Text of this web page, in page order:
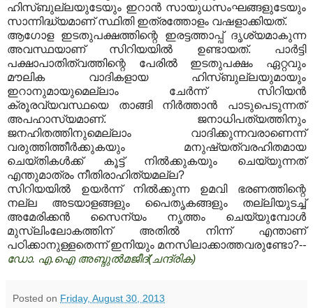
ഹിസ്ബുല്ലയുടേയും ഇറാന്‍ സായുധസംഘങ്ങളുടേയും
സാന്നിദ്ധ്യമാണ് സ്ഥിതി ഇത്രത്തോളം വഷളാക്കിയത്.
ആഗോള ഇടതുപക്ഷത്തിന്റെ ഇരട്ടത്താപ്പ് ദൃശ്യമാകുന്ന
അവസ്ഥയാണ് സിറിയയില്‍ ഉണ്ടായത്. പാര്‍ട്ടി
പക്ഷാപാതിത്വത്തിന്റെ പേരില്‍ ഇടതുപക്ഷം ഏറ്റവും
മൗലിക വാദികളായ ഹിസ്ബുല്ലയുമായും
ഇറാനുമായുമെല്ലാം ചേര്‍ന്ന് സിറിയന്‍
ക്രൂരവ്യവസ്ഥയെ താങ്ങി നിര്‍ത്താന്‍ പാടുപെടുന്നത്
അപഹാസ്യമാണ്. ജനാധിപത്യത്തിനും
ജനഹിതത്തിനുമെല്ലാം വാദിക്കുന്നവരാണെന്ന്
വരുത്തിത്തീര്‍ക്കുകയും മനുഷ്യത്വരഹിതമായ
ചെയ്തികള്‍ക്ക് കൂട്ട് നില്‍ക്കുകയും ചെയ്യുന്നത്
എന്തുമാത്രം നീതിരാഹിത്യമല്ല?
സിറിയയില്‍ ഉയര്‍ന്ന് നില്‍ക്കുന്ന ഉമവി ഭരണത്തിന്റെ
നല്ല അടയാളങ്ങളും പൈതൃകങ്ങളും തല്ലിയുടച്ച്
അമേരിക്കന്‍ സൈന്യം നൃത്തം ചെയ്യുമ്പോള്‍
മുസ്‌ലിംലോകത്തിന് അതില്‍ നിന്ന് എന്താണ്
പഠിക്കാനുള്ളതെന്ന് ഇനിയും മനസിലാക്കാത്തവരുണ്ടോ?--
ഡോ. എ.ഐ അബ്ദുല്‍മജീദ്‌(ചന്ദ്രിക)
Posted on Friday, August 30, 2013